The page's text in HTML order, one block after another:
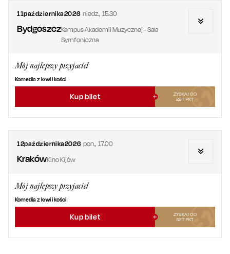
11października2026 niedz.,15.30
BydgoszczKampus Akademii Muzycznej - Sala
Symfoniczna
Mój najlepszy przyjaciel
Komedia z krwi i kości
Kup bilet
ZYSKAJ OD
297 PKT
12października2026 pon.,17.00
KrakówKino Kijów
Mój najlepszy przyjaciel
Komedia z krwi i kości
Kup bilet
ZYSKAJ OD
327 PKT